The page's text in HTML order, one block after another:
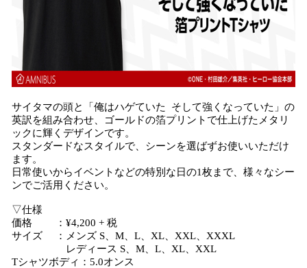
サイタマの頭と「俺はハゲていた そして強くなっていた」の
英訳を組み合わせ、ゴールドの箔プリントで仕上げたメタリ
ックに輝くデザインです。
スタンダードなスタイルで、シーンを選ばずお使いいただけ
ます。
日常使いからイベントなどの特別な日の1枚まで、様々なシー
ンでご活用ください。
▽仕様
価格 ：¥4,200 + 税
サイズ ：メンズ S、M、L、XL、XXL、XXXL
レディース S、M、L、XL、XXL
Tシャツボディ：5.0オンス